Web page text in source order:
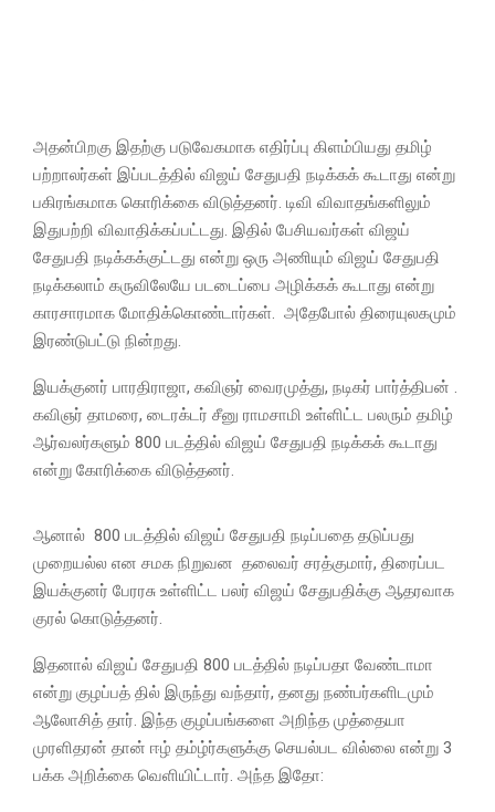
அதன்பிறகு இதற்கு படுவேகமாக எதிர்ப்பு கிளம்பியது தமிழ்
பற்றாலர்கள் இப்படத்தில் விஜய் சேதுபதி நடிக்கக் கூடாது என்று
பகிரங்கமாக கொரிக்கை விடுத்தனர். டிவி விவாதங்களிலும்
இதுபற்றி விவாதிக்கப்பட்டது. இதில் பேசியவர்கள் விஜய்
சேதுபதி நடிக்கக்குட்டது என்று ஒரு அணியும் விஜய் சேதுபதி
நடிக்கலாம் கருவிலேயே படடைப்பை அழிக்கக் கூடாது என்று
காரசாரமாக மோதிக்கொண்டார்கள். அதேபோல் திரையுலகமும்
இரண்டுபட்டு நின்றது.
இயக்குனர் பாரதிராஜா, கவிஞர் வைரமுத்து, நடிகர் பார்த்திபன் .
கவிஞர் தாமரை, டைரக்டர் சீனு ராமசாமி உள்ளிட்ட பலரும் தமிழ்
ஆர்வலர்களும் 800 படத்தில் விஜய் சேதுபதி நடிக்கக் கூடாது
என்று கோரிக்கை விடுத்தனர்.
ஆனால் 800 படத்தில் விஜய் சேதுபதி நடிப்பதை தடுப்பது
முறையல்ல என சமக நிறுவன தலைவர் சரத்குமார், திரைப்பட
இயக்குனர் பேரரசு உள்ளிட்ட பலர் விஜய் சேதுபதிக்கு ஆதரவாக
குரல் கொடுத்தனர்.
இதனால் விஜய் சேதுபதி 800 படத்தில் நடிப்பதா வேண்டாமா
என்று குழப்பத் தில் இருந்து வந்தார், தனது நண்பர்களிடமும்
ஆலோசித் தார். இந்த குழப்பங்களை அறிந்த முத்தையா
முரளிதரன் தான் ஈழ் தம்ழ்ர்களுக்கு செயல்பட வில்லை என்று 3
பக்க அறிக்கை வெளியிட்டார். அந்த இதோ: